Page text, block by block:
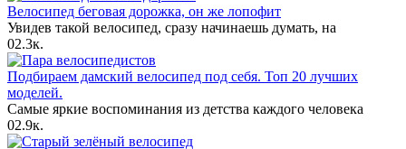
Велосипед беговая дорожка, он же лопофит
Увидев такой велосипед, сразу начинаешь думать, на
02.3к.
Подбираем дамский велосипед под себя. Топ 20 лучших
моделей.
Самые яркие воспоминания из детства каждого человека
02.9к.